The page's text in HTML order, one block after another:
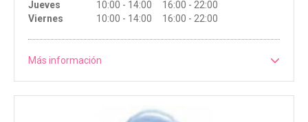
Jueves
10:00 - 14:00 16:00 - 22:00
Viernes
10:00 - 14:00 16:00 - 22:00
Más información